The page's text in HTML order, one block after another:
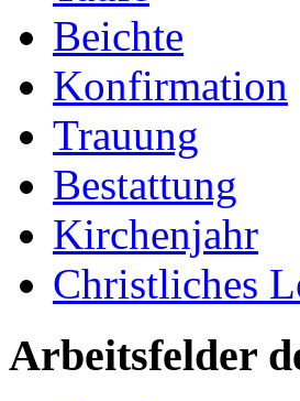
Beichte
Konfirmation
Trauung
Bestattung
Kirchenjahr
Christliches
Arbeitsfelder